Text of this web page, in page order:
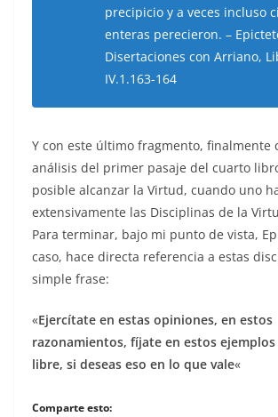
precipicio y a veces incluso
enteras perecieron. –
Disertaciones con Arriano,
IV.1.163-164
Y con este último fragmento, finalmente
análisis del primer pasaje del cuarto
posible alcanzar la Virtud, cuando uno
extensivamente las Disciplinas de la
Para terminar, bajo mi punto de vista,
caso, hace directa referencia a estas
simple frase:
«Ejercítate en estas opiniones, en estos
razonamientos, fíjate en estos
libre, si deseas eso en lo que vale«
Comparte esto: